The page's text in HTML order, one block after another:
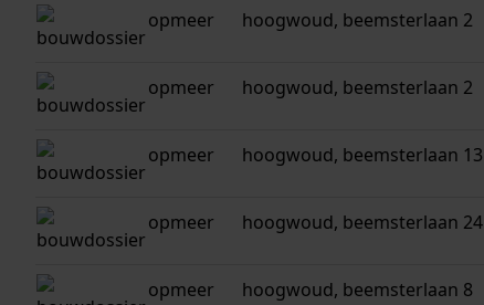
opmeer hoogwoud, beemsterlaan 2
opmeer hoogwoud, beemsterlaan 2
opmeer hoogwoud, beemsterlaan 13
opmeer hoogwoud, beemsterlaan 24
opmeer hoogwoud, beemsterlaan 8